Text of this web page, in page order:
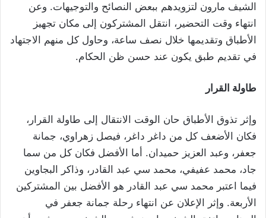
الشيف مارون لتزويدهم ببعض النصائح والتوجيهات. وعن
انتهاء وقت التحضير، انتقل المشتركون إلى مكان تجهيز
الأطباق وتقديمها خلال نصف ساعة، وحاول كل منهم الاجتهاد
في تقديم طبق يكون عند حسن ظن الحكام.
طاولة القرار
وإثر تذوق الأطباق حان الوقت الانتقال إلى طاولة القرار،
فكان الأضعف كل من داغر داغر، فيصل زهراوي، جمانة
جعفر، وعبد العزيز حميدان. أما الأفضل فكان كل من سما
جاد، محمد عفيفي، محمد سي عبد القادر، وذاكر البجاوين
فيما اعتبر محمد سي عبد القادر هو الأفضل بين المشتركين
الأربعة. وإثر الإعلان عن انتهاء رحلة جمانة جعفر في